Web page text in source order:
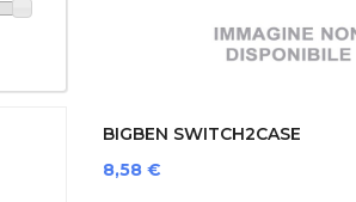
BIGBEN SWITCH2CASE
Prezzo
8,58 €